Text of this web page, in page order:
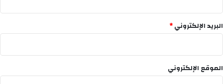
البريد الإلكتروني*
الموقع الإلكتروني